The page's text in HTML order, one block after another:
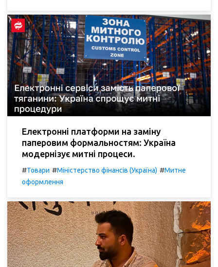
Електронні платформи на заміну
паперовим формальностям: Україна
модернізує митні процеси.
#Товари #Міністерство фінансів (Україна) #Митне
оформлення